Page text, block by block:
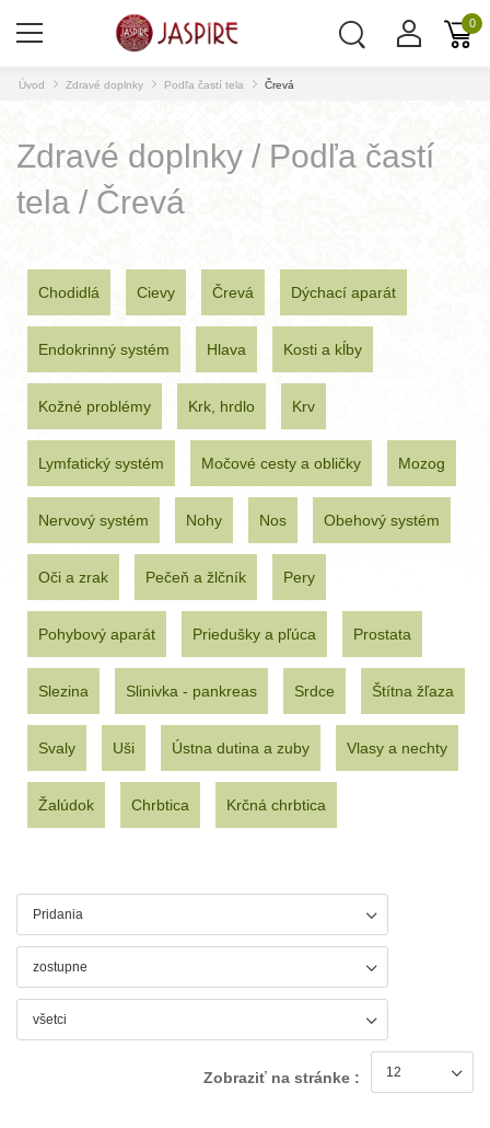
0
Úvod Zdravé doplnky Podľa častí tela Črevá
Zdravé doplnky / Podľa častí
tela / Črevá
Chodidlá Cievy Črevá Dýchací aparát
Endokrinný systém Hlava Kosti a kĺby
Kožné problémy Krk, hrdlo Krv
Lymfatický systém Močové cesty a obličky Mozog
Nervový systém Nohy Nos Obehový systém
Oči a zrak Pečeň a žlčník Pery
Pohybový aparát Priedušky a pľúca Prostata
Slezina Slinivka - pankreas Srdce Štítna žľaza
Svaly Uši Ústna dutina a zuby Vlasy a nechty
Žalúdok Chrbtica Krčná chrbtica
Zobraziť na stránke :